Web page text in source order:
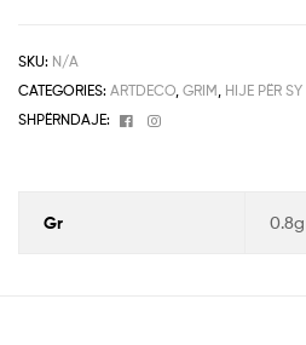
SKU: N/A
CATEGORIES: ARTDECO GRIM HIJE PËR SY
SHPËRNDAJE:
Facebook
Instagram
Gr 0.8g